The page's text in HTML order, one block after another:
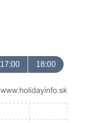
17:00 18:00